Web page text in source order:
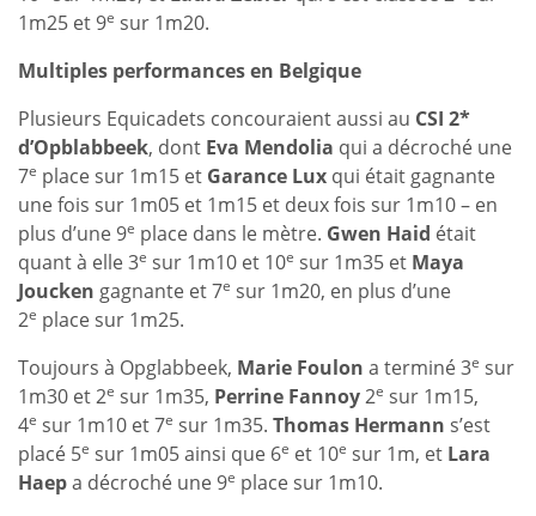
1m25 et 9e sur 1m20.
Multiples performances en Belgique
Plusieurs Equicadets concouraient aussi au CSI 2*
d’Opblabbeek, dont Eva Mendolia qui a décroché une
7e place sur 1m15 et Garance Lux qui était gagnante
une fois sur 1m05 et 1m15 et deux fois sur 1m10 – en
plus d’une 9e place dans le mètre. Gwen Haid était
quant à elle 3e sur 1m10 et 10e sur 1m35 et Maya
Joucken gagnante et 7e sur 1m20, en plus d’une
2e place sur 1m25.
Toujours à Opglabbeek, Marie Foulon a terminé 3e sur
1m30 et 2e sur 1m35, Perrine Fannoy2e sur 1m15,
4e sur 1m10 et 7e sur 1m35. Thomas Hermann s’est
placé 5e sur 1m05 ainsi que 6e et 10e sur 1m, et Lara
Haepa décroché une 9e place sur 1m10.